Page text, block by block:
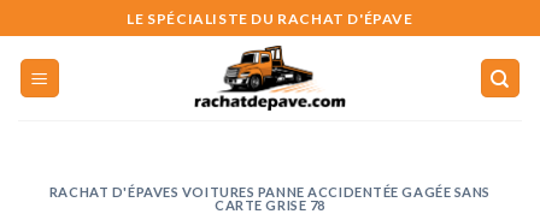
to
content
LE SPÉCIALISTE DU RACHAT D'ÉPAVE
RACHAT D'ÉPAVES VOITURES PANNE ACCIDENTÉE GAGÉE SANS
CARTE GRISE 78